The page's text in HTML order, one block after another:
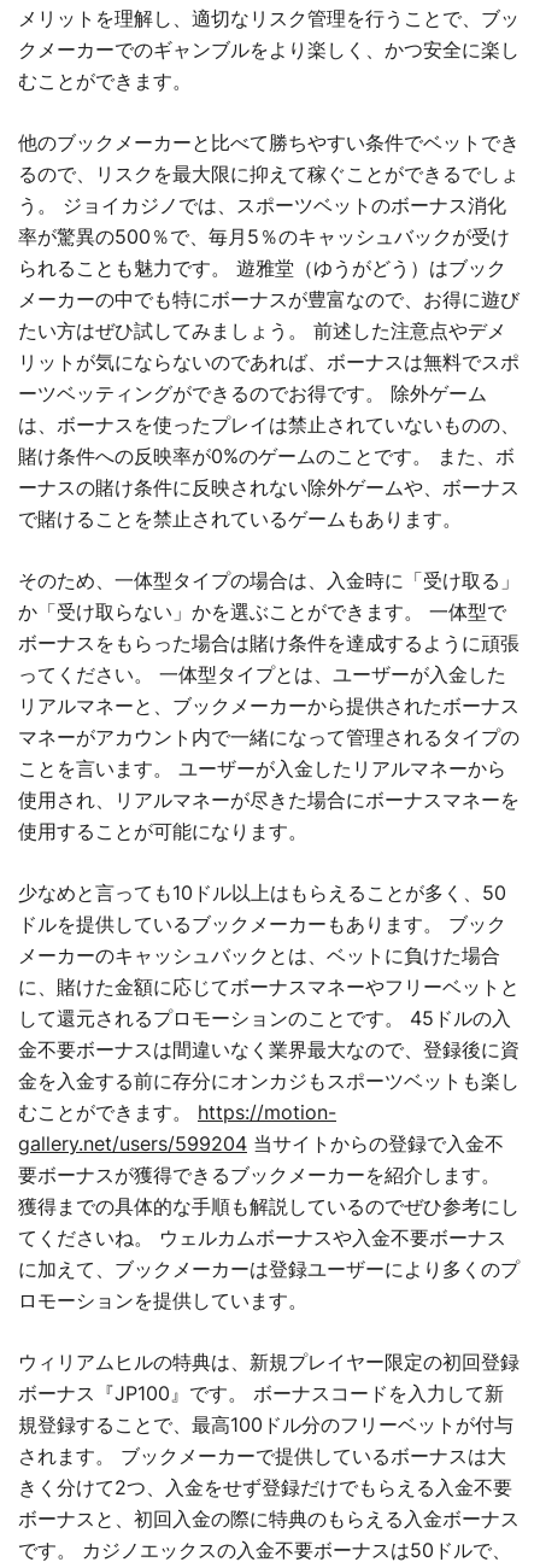
メリットを理解し、適切なリスク管理を行うことで、ブッ
クメーカーでのギャンブルをより楽しく、かつ安全に楽し
むことができます。
他のブックメーカーと比べて勝ちやすい条件でベットでき
るので、リスクを最大限に抑えて稼ぐことができるでしょ
う。 ジョイカジノでは、スポーツベットのボーナス消化
率が驚異の500％で、毎月5％のキャッシュバックが受け
られることも魅力です。 遊雅堂（ゆうがどう）はブック
メーカーの中でも特にボーナスが豊富なので、お得に遊び
たい方はぜひ試してみましょう。 前述した注意点やデメ
リットが気にならないのであれば、ボーナスは無料でスポ
ーツベッティングができるのでお得です。 除外ゲーム
は、ボーナスを使ったプレイは禁止されていないものの、
賭け条件への反映率が0%のゲームのことです。 また、ボ
ーナスの賭け条件に反映されない除外ゲームや、ボーナス
で賭けることを禁止されているゲームもあります。
そのため、一体型タイプの場合は、入金時に「受け取る」
か「受け取らない」かを選ぶことができます。 一体型で
ボーナスをもらった場合は賭け条件を達成するように頑張
ってください。 一体型タイプとは、ユーザーが入金した
リアルマネーと、ブックメーカーから提供されたボーナス
マネーがアカウント内で一緒になって管理されるタイプの
ことを言います。 ユーザーが入金したリアルマネーから
使用され、リアルマネーが尽きた場合にボーナスマネーを
使用することが可能になります。
少なめと言っても10ドル以上はもらえることが多く、50
ドルを提供しているブックメーカーもあります。 ブック
メーカーのキャッシュバックとは、ベットに負けた場合
に、賭けた金額に応じてボーナスマネーやフリーベットと
して還元されるプロモーションのことです。 45ドルの入
金不要ボーナスは間違いなく業界最大なので、登録後に資
金を入金する前に存分にオンカジもスポーツベットも楽し
むことができます。 https://motion-
gallery.net/users/599204 当サイトからの登録で入金不
要ボーナスが獲得できるブックメーカーを紹介します。
獲得までの具体的な手順も解説しているのでぜひ参考にし
てくださいね。 ウェルカムボーナスや入金不要ボーナス
に加えて、ブックメーカーは登録ユーザーにより多くのプ
ロモーションを提供しています。
ウィリアムヒルの特典は、新規プレイヤー限定の初回登録
ボーナス『JP100』です。 ボーナスコードを入力して新
規登録することで、最高100ドル分のフリーベットが付与
されます。 ブックメーカーで提供しているボーナスは大
きく分けて2つ、入金をせず登録だけでもらえる入金不要
ボーナスと、初回入金の際に特典のもらえる入金ボーナス
です。 カジノエックスの入金不要ボーナスは50ドルで、